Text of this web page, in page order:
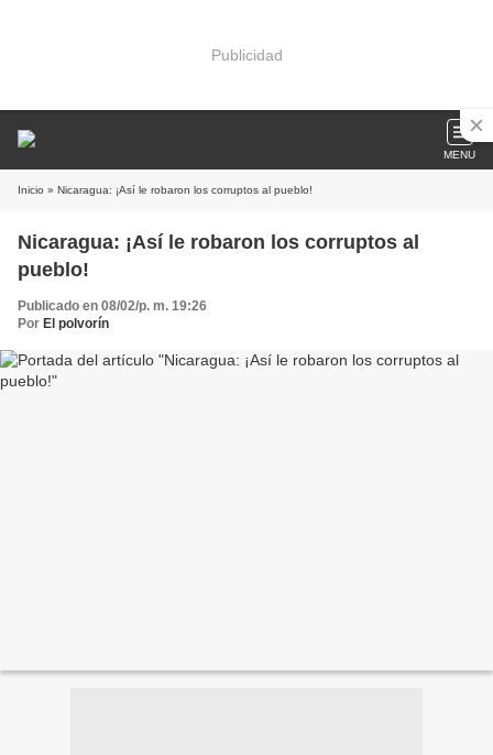
Publicidad
MENU
Inicio » Nicaragua: ¡Así le robaron los corruptos al pueblo!
Nicaragua: ¡Así le robaron los corruptos al
pueblo!
Publicado en 08/02/p. m. 19:26
Por El polvorín